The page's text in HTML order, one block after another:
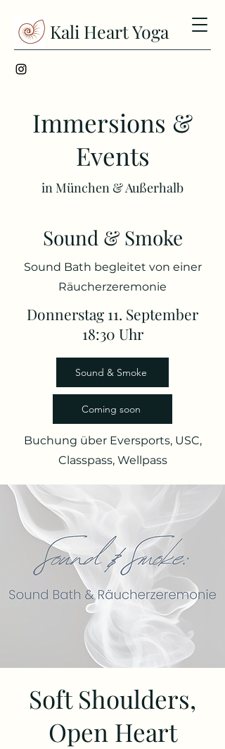
Kali Heart Yoga
Immersions &
Events
in München & Außerhalb
Sound & Smoke
Sound Bath begleitet von einer
Räucherzeremonie
Donnerstag 11. September
18:30 Uhr
Sound & Smoke
Coming soon
Buchung über Eversports, USC,
Classpass, Wellpass
Soft Shoulders,
Open Heart